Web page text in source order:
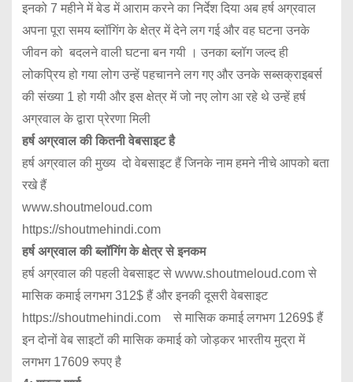
इनको 7 महीने में बेड में आराम करने का निर्देश दिया अब हर्ष अग्रवाल
अपना पूरा समय ब्लॉगिंग के क्षेत्र में देने लग गई और वह घटना उनके
जीवन को बदलने वाली घटना बन गयी । उनका ब्लॉग जल्द ही
लोकप्रिय हो गया लोग उन्हें पहचानने लग गए और उनके सब्सक्राइबर्स
की संख्या 1 हो गयी और इस क्षेत्र में जो नए लोग आ रहे थे उन्हें हर्ष
अग्रवाल के द्वारा प्रेरणा मिली
हर्ष अग्रवाल की कितनी वेबसाइट है
हर्ष अग्रवाल की मुख्य दो वेबसाइट हैं जिनके नाम हमने नीचे आपको बता
रखे हैं
www.shoutmeloud.com
https://shoutmehindi.com
हर्ष अग्रवाल की ब्लॉगिंग के क्षेत्र से इनकम
हर्ष अग्रवाल की पहली वेबसाइट से www.shoutmeloud.com से
मासिक कमाई लगभग 312$ हैं और इनकी दूसरी वेबसाइट
https://shoutmehindi.com से मासिक कमाई लगभग 1269$ हैं
इन दोनों वेब साइटों की मासिक कमाई को जोड़कर भारतीय मुद्रा में
लगभग 17609 रुपए है